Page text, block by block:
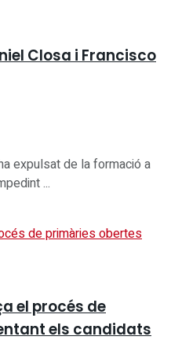
Closa i Francisco
expulsat de la formació a
...
el procés de
els candidats